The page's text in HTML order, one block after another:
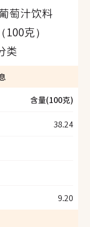
萄汁饮料
克）
类
含量(100克)
38.24
9.20